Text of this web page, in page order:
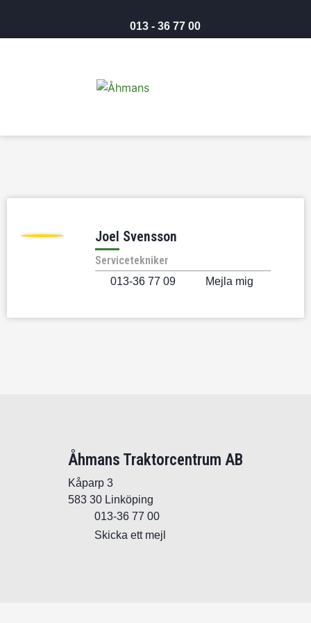
013 - 36 77 00
Joel Svensson
Servicetekniker
013-36 77 09 Mejla mig
Åhmans Traktorcentrum AB
Kåparp 3
583 30 Linköping
013-36 77 00
Skicka ett mejl